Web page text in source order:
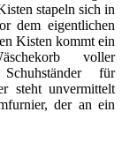
stapeln sich in
dem eigentlichen
Kisten kommt ein
voller
für
steht unvermittelt
der an ein